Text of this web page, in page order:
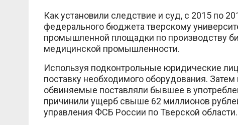
Как установили следствие и суд, с 2015 по
федерального бюджета тверскому
промышленной площадки по производству
медицинской промышленности.
Используя подконтрольные юридические
поставку необходимого оборудования.
обвиняемые поставляли бывшее в
причинили ущерб свыше 62 миллионов
управления ФСБ России по Тверской области.